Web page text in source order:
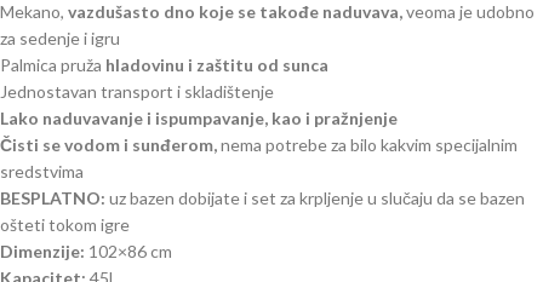
Mekano, vazdušasto dno koje se takođe naduvava,veoma je udobno
za sedenje i igru
Palmica pruža hladovinu i zaštitu od sunca
Jednostavan transport i skladištenje
Lako naduvavanje i ispumpavanje, kao i pražnjenje
Čisti se vodom i sunđerom,nema potrebe za bilo kakvim specijalnim
sredstvima
BESPLATNO: uz bazen dobijate i set za krpljenje u slučaju da se bazen
ošteti tokom igre
Dimenzije: 102×86 cm